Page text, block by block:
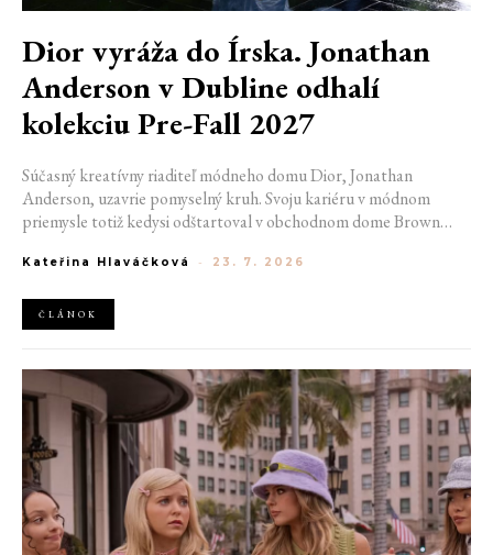
Dior vyráža do Írska. Jonathan
Anderson v Dubline odhalí
kolekciu Pre-Fall 2027
Súčasný kreatívny riaditeľ módneho domu Dior, Jonathan
Anderson, uzavrie pomyselný kruh. Svoju kariéru v módnom
priemysle totiž kedysi odštartoval v obchodnom dome Brown
jednej z najväčších luxusných značiek sveta. V decembri totiž v
Pre-Fall 2027.
Kateřina Hlaváčková - 23. 7. 2026
ČLÁNOK